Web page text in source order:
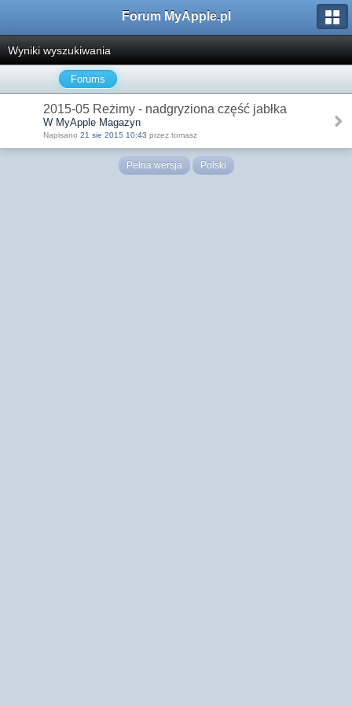
Forum MyApple.pl
Wyniki wyszukiwania
Forums
2015-05 Reżimy - nadgryziona część jabłka
W MyApple Magazyn
Napisano 21 sie 2015 10:43 przez tomasz
Pełna wersja Polski